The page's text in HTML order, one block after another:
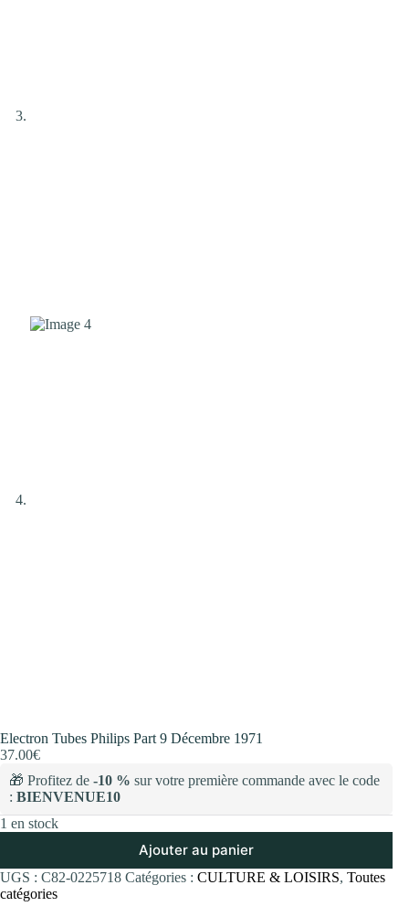
Electron Tubes Philips Part 9 Décembre 1971
37.00€
🎁 Profitez de -10 % sur votre première commande avec le code
: BIENVENUE10
1 en stock
Ajouter au panier
UGS : C82-0225718 Catégories : CULTURE & LOISIRS, Toutes
catégories